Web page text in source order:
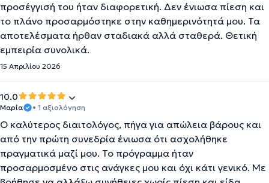
προσέγγισή του ήταν διαφορετική. Δεν ένιωσα πίεση και
το πλάνο προσαρμόστηκε στην καθημερινότητά μου. Τα
αποτελέσματα ήρθαν σταδιακά αλλά σταθερά. Θετική
εμπειρία συνολικά.
15 Απριλίου 2026
10.0
Μαρία • 1 αξιολόγηση
Ο καλύτερος διαιτολόγος, πήγα για απώλεια βάρους και
από την πρώτη συνεδρία ένιωσα ότι ασχολήθηκε
πραγματικά μαζί μου. Το πρόγραμμα ήταν
προσαρμοσμένο στις ανάγκες μου και όχι κάτι γενικό. Με